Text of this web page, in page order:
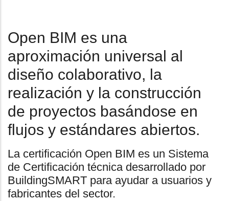
Open BIM es una
aproximación universal al
diseño colaborativo, la
realización y la construcción
de proyectos basándose en
flujos y estándares abiertos.
La certificación Open BIM es un Sistema
de Certificación técnica desarrollado por
BuildingSMART para ayudar a usuarios y
fabricantes del sector.